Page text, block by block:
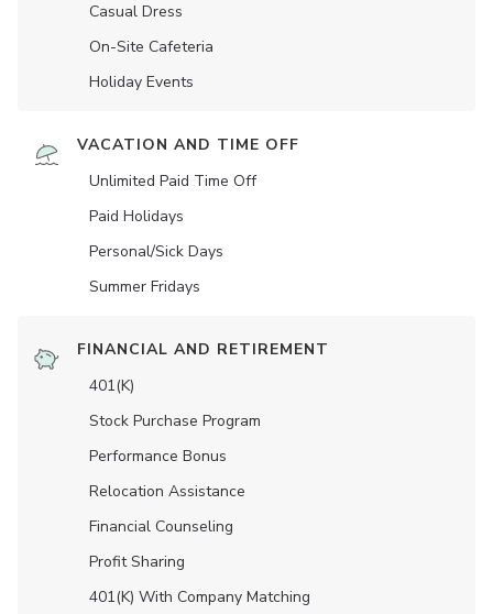
Casual Dress
On-Site Cafeteria
Holiday Events
VACATION AND TIME OFF
Unlimited Paid Time Off
Paid Holidays
Personal/Sick Days
Summer Fridays
FINANCIAL AND RETIREMENT
401(K)
Stock Purchase Program
Performance Bonus
Relocation Assistance
Financial Counseling
Profit Sharing
401(K) With Company Matching